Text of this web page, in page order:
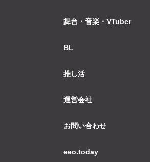
舞台・音楽・VTuber
BL
推し活
運営会社
お問い合わせ
eeo.today